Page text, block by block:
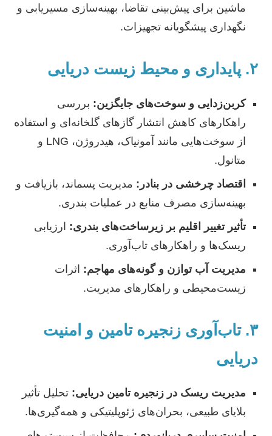
ماشین برای پیش‌بینی تقاضا، بهینه‌سازی مسیریابی و
نگهداری پیشگویانه تجهیزات.
۲. پایداری و محیط زیست دریایی
کربن‌زدایی و سوخت‌های جایگزین: بررسی
راهکارهای کاهش انتشار گازهای گلخانه‌ای و استفاده
از سوخت‌هایی مانند آمونیاک، هیدروژن، LNG و
متانول.
اقتصاد چرخشی در بنادر: مدیریت پسماند، بازیافت و
بهینه‌سازی مصرف منابع در عملیات بندری.
تأثیر تغییر اقلیم بر زیرساخت‌های بندری: ارزیابی
ریسک‌ها و راهکارهای تاب‌آوری.
مدیریت آب توازن و گونه‌های مهاجم: اثرات
زیست‌محیطی و راهکارهای مدیریت.
۳. تاب‌آوری زنجیره تامین و امنیت
دریایی
مدیریت ریسک در زنجیره تامین دریایی: تحلیل تأثیر
بلایای طبیعی، بحران‌های ژئوپلیتیکی و همه‌گیری‌ها.